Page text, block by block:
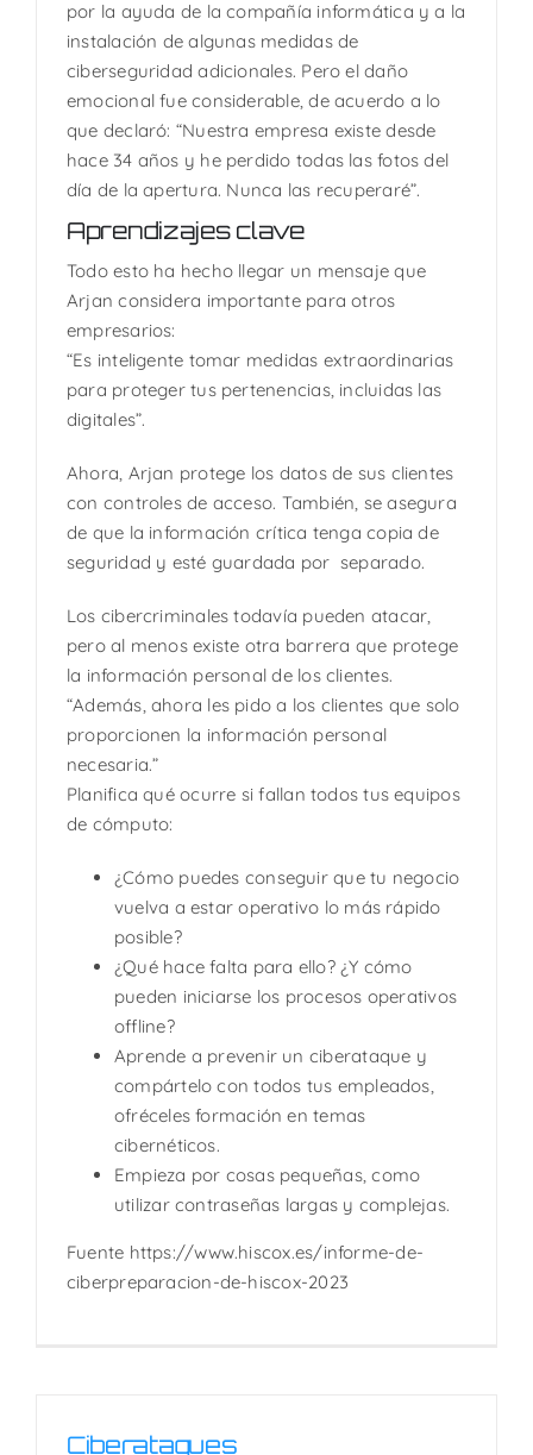
por la ayuda de la compañía informática y a la
instalación de algunas medidas de
ciberseguridad adicionales. Pero el daño
emocional fue considerable, de acuerdo a lo
que declaró: “Nuestra empresa existe desde
hace 34 años y he perdido todas las fotos del
día de la apertura. Nunca las recuperaré”.
Aprendizajes clave
Todo esto ha hecho llegar un mensaje que
Arjan considera importante para otros
empresarios:
“Es inteligente tomar medidas extraordinarias
para proteger tus pertenencias, incluidas las
digitales”.
Ahora, Arjan protege los datos de sus clientes
con controles de acceso. También, se asegura
de que la información crítica tenga copia de
seguridad y esté guardada por separado.
Los cibercriminales todavía pueden atacar,
pero al menos existe otra barrera que protege
la información personal de los clientes.
“Además, ahora les pido a los clientes que solo
proporcionen la información personal
necesaria.”
Planifica qué ocurre si fallan todos tus equipos
de cómputo:
¿Cómo puedes conseguir que tu negocio
vuelva a estar operativo lo más rápido
posible?
¿Qué hace falta para ello? ¿Y cómo
pueden iniciarse los procesos operativos
offline?
Aprende a prevenir un ciberataque y
compártelo con todos tus empleados,
ofréceles formación en temas
cibernéticos.
Empieza por cosas pequeñas, como
utilizar contraseñas largas y complejas.
Fuente https://www.hiscox.es/informe-de-
ciberpreparacion-de-hiscox-2023
Ciberataques